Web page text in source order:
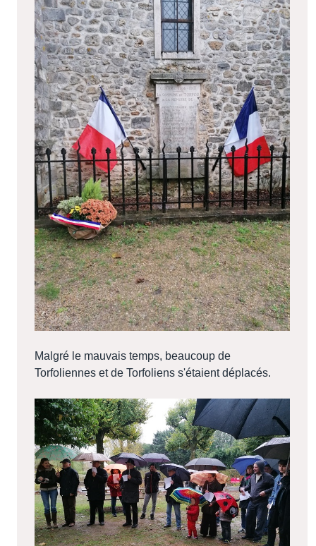
Malgré le mauvais temps, beaucoup de
Torfoliennes et de Torfoliens s'étaient déplacés.